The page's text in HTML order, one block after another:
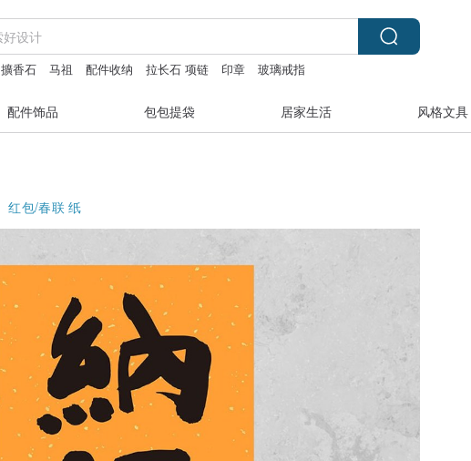
擴香石 马祖 配件收纳 拉长石 项链 印章
玻璃戒指
配件饰品 包包提袋 居家生活 风格文具
红包/春联 纸